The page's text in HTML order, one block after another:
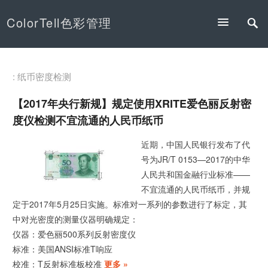
ColorTell色彩管理
: 纸币密度检测
【2017年央行新规】规定使用XRITE爱色丽反射密
度仪检测不宜流通的人民币纸币
近期，中国人民银行发布了代
号为JR/T 0153—2017的中华
人民共和国金融行业标准——
不宜流通的人民币纸币，并规
定于2017年5月25日实施。标准对一系列的参数进行了标定，其
中对光密度的测量仪器明确规定：
仪器：爱色丽500系列反射密度仪
标准：美国ANSI标准T响应
校准：T反射标准板校准 更多 »